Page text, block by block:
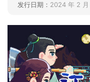
发行日期： 2024 年 2 月